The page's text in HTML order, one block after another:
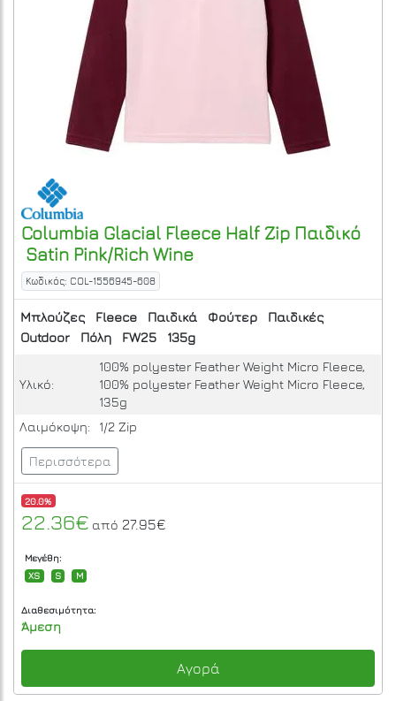
Columbia Glacial Fleece Half Zip Παιδικό
Satin Pink/Rich Wine
Κωδικός: COL-1556945-608
Μπλούζες Fleece Παιδικά Φούτερ
Παιδικές
Outdoor
Πόλη FW25 135g
Υλικό:
100% polyester Feather Weight Micro Fleece,
100% polyester Feather Weight Micro Fleece,
135g
Λαιμόκοψη:
1/2 Zip
Περισσότερα
20.0%
22.36€ από 27.95€
Μεγέθη:
XS
S M
Διαθεσιμότητα:
Άμεση
Αγορά